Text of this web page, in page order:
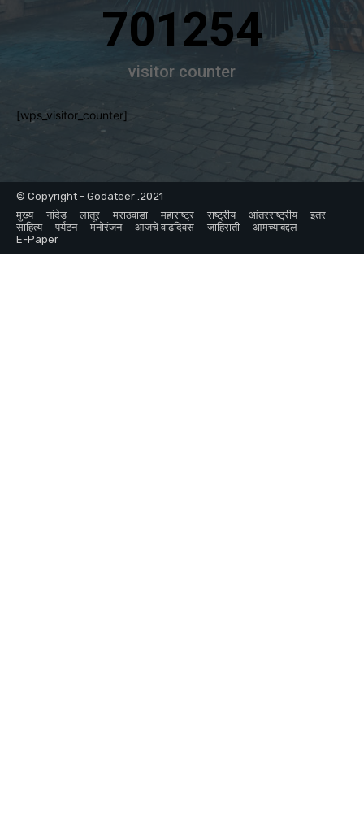
701254
visitor counter
[wps_visitor_counter]
© Copyright - Godateer .2021
मुख्य
नांदेड लातूर मराठवाडा महाराष्ट्र राष्ट्रीय आंतरराष्ट्रीय
इतर
साहित्य
पर्यटन मनोरंजन आजचे वाढदिवस जाहिराती
आमच्याबद्दल
E-Paper